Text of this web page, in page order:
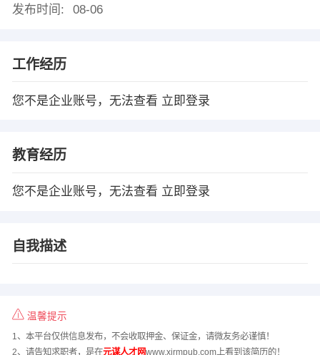
发布时间:
08-06
工作经历
您不是企业账号，无法查看 立即登录
教育经历
您不是企业账号，无法查看 立即登录
自我描述
温馨提示
1、本平台仅供信息发布，不会收取押金、保证金，请微友务必谨慎！
2、请告知求职者，是在元谋人才网www.xjrmpub.com上看到该简历的！